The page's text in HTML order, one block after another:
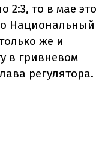
2:3, то в мае это
Национальный
же и
в гривневом
регулятора.